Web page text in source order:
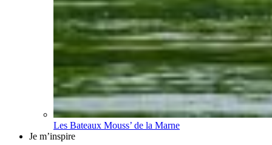
Les Bateaux Mouss’ de la Marne
Je m’inspire